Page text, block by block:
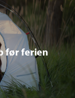
før ferien